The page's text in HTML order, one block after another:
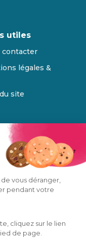
vous déranger,
pendant votre
cliquez sur le lien
de page.
utiles
contacter
légales &
site
DPLG, DE,
poser du